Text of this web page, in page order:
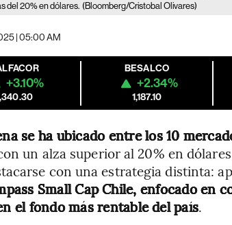
del 20% en dólares. (Bloomberg/Cristobal Olivares)
| 05:00 AM
+3.10%
BESALCO
+2.34%
1,187.10
seha ubicado entre los 10
un alza superior al 20% en
con una estrategia distinta:
Small Cap Chile, enfocado en
el fondo más rentable del país.